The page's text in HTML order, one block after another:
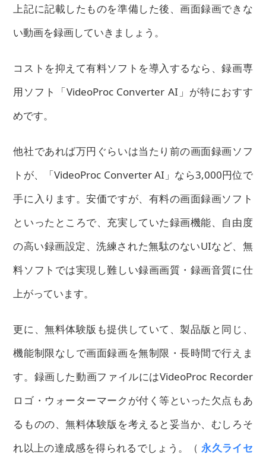
上記に記載したものを準備した後、画面録画できな
い動画を録画していきましょう。
コストを抑えて有料ソフトを導入するなら、録画専
用ソフト「VideoProc Converter AI」が特におすす
めです。
他社であれば万円ぐらいは当たり前の画面録画ソフ
トが、「VideoProc Converter AI」なら3,000円位で
手に入ります。安価ですが、有料の画面録画ソフト
といったところで、充実していた録画機能、自由度
の高い録画設定、洗練された無駄のないUIなど、無
料ソフトでは実現し難しい録画画質・録画音質に仕
上がっています。
更に、無料体験版も提供していて、製品版と同じ、
機能制限なしで画面録画を無制限・長時間で行えま
す。録画した動画ファイルにはVideoProc Recorder
ロゴ・ウォーターマークが付く等といった欠点もあ
るものの、無料体験版を考えると妥当か、むしろそ
れ以上の達成感を得られるでしょう。（永久ライセ